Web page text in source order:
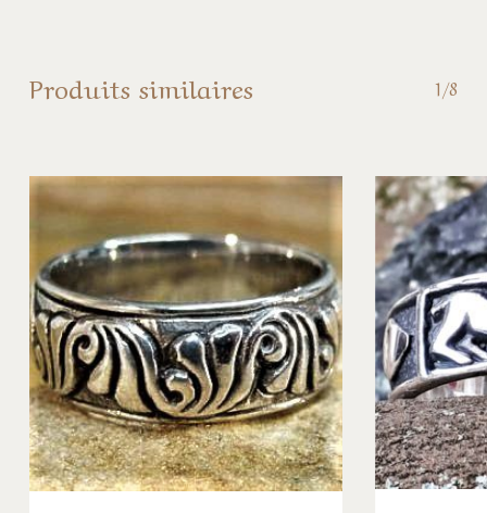
Produits similaires 1/8